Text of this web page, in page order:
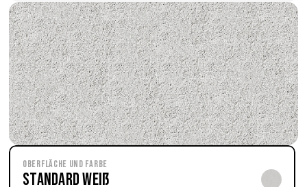
Oberfläche und Farbe
Standard Weiß